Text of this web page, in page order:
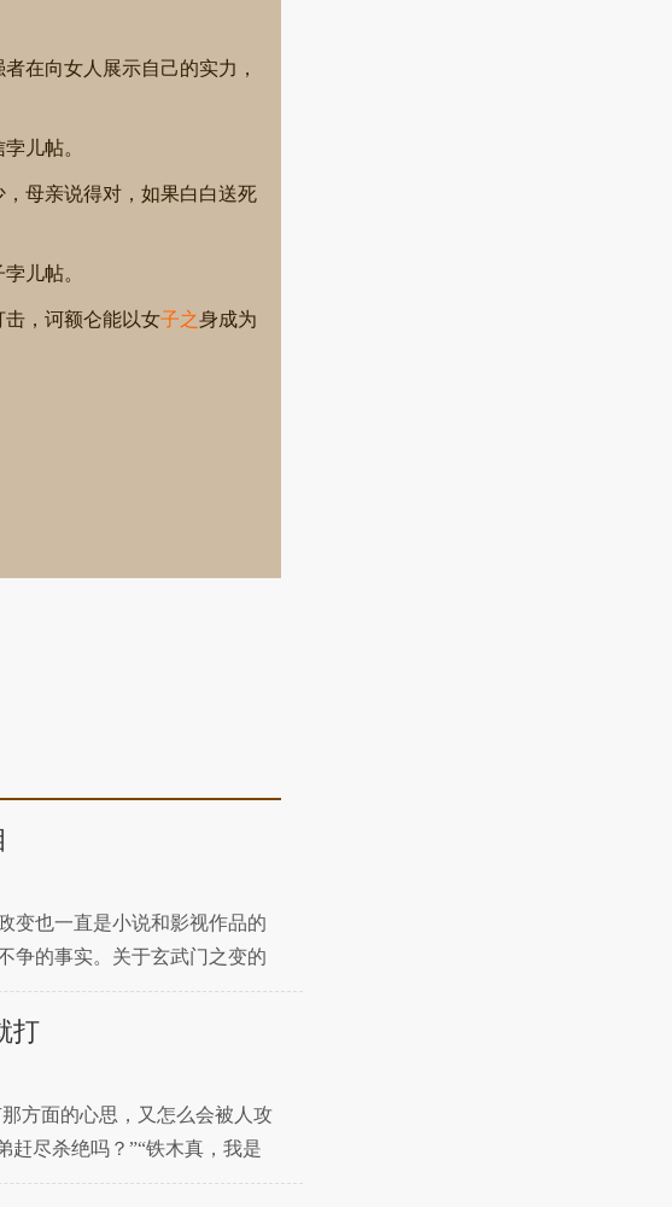
在向女人展示自己的实力，
儿帖。
母亲说得对，如果白白送死
儿帖。
，诃额仑能以女子之身成为
变也一直是小说和影视作品的
争的事实。关于玄武门之变的
场政变又蒙上了
打
方面的心思，又怎么会被人攻
赶尽杀绝吗？”“铁木真，我是
你的道